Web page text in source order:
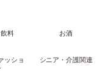
料 お酒
ッショ
シニア・介護関連